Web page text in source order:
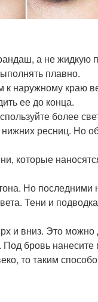
а не жидкую
плавно.
к наружному краю
ее до конца.
более
ресниц. Но
которые
Но последними
Тени и
и вниз. Это можно
Под бровь
то таким